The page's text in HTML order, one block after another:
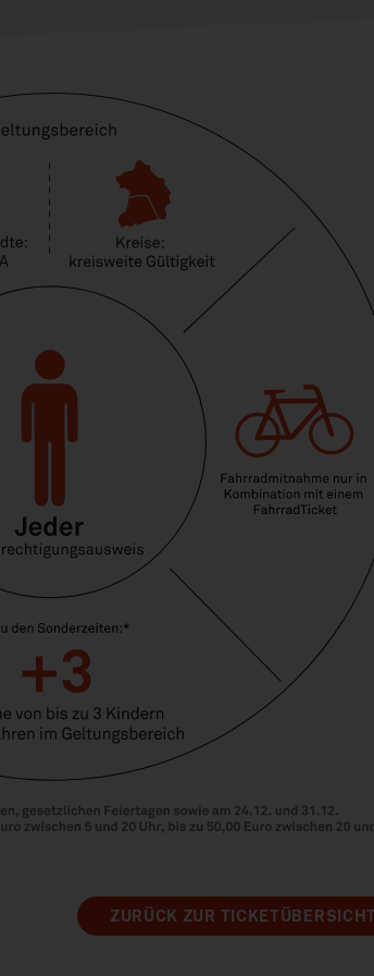
ZURÜCK ZUR TICKETÜBERSICHT